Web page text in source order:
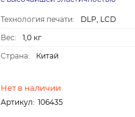
Технология печати:
DLP, LCD
Вес:
1,0 кг
Страна:
Китай
Нет в наличии
Артикул: 106435